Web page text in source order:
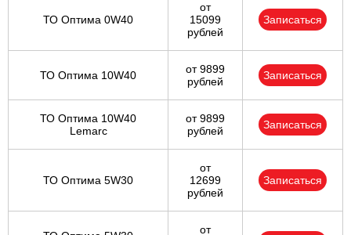
ТО Оптима 0W40
от
15099
рублей
Записаться
ТО Оптима 10W40
от 9899
рублей
Записаться
ТО Оптима 10W40
Lemarc
от 9899
рублей
Записаться
ТО Оптима 5W30
от
12699
рублей
Записаться
от